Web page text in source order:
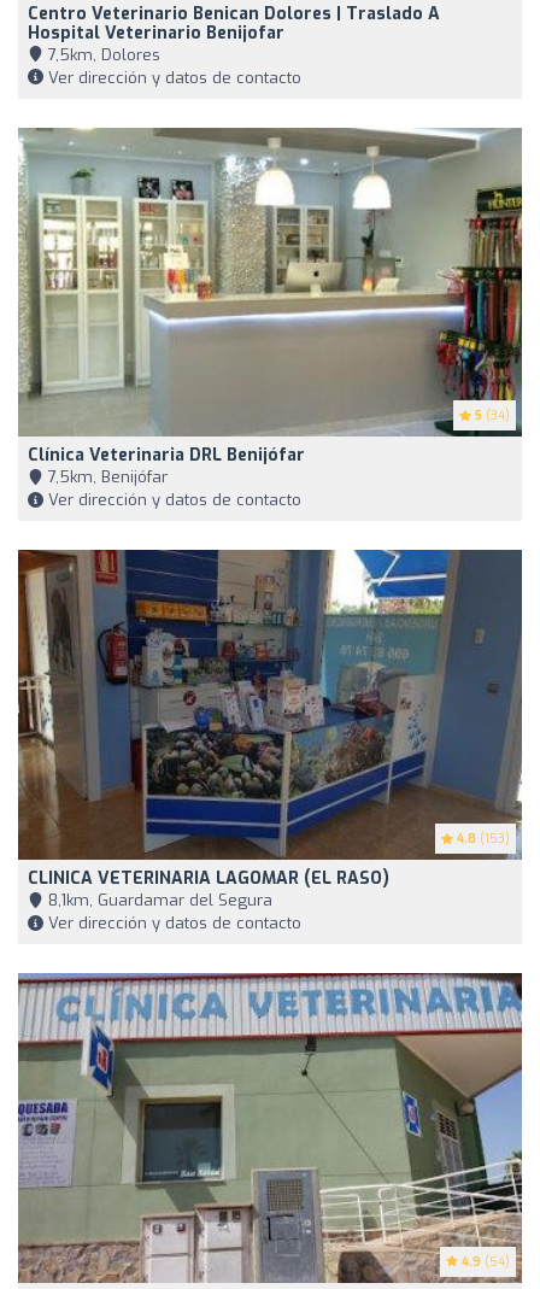
Centro Veterinario Benican Dolores | Traslado A
Hospital Veterinario Benijofar
7,5km, Dolores
Ver dirección y datos de contacto
5 (34)
Clínica Veterinaria DRL Benijófar
7,5km, Benijófar
Ver dirección y datos de contacto
4.8 (153)
CLINICA VETERINARIA LAGOMAR (EL RASO)
8,1km, Guardamar del Segura
Ver dirección y datos de contacto
4.9 (54)